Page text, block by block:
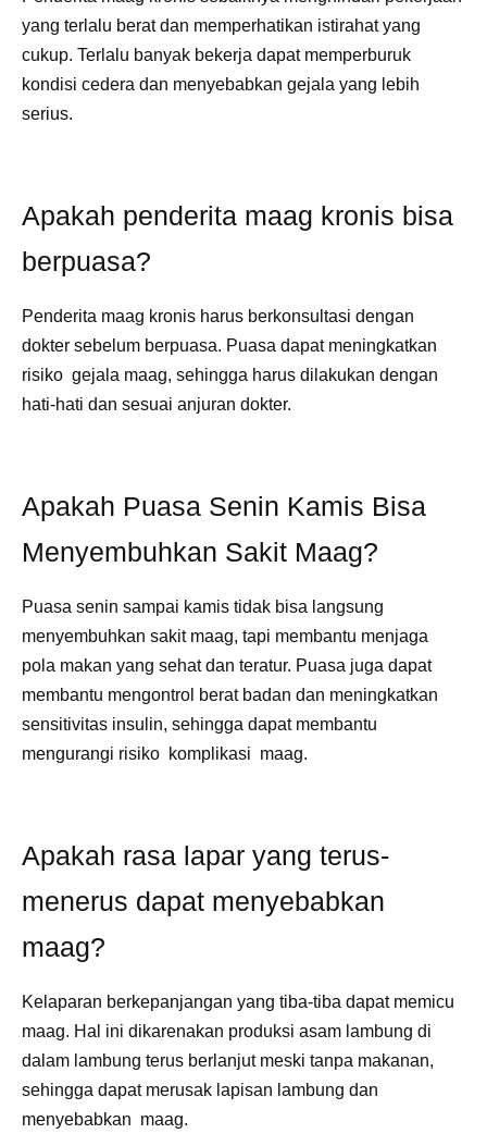
yang terlalu berat dan memperhatikan istirahat yang
cukup. Terlalu banyak bekerja dapat memperburuk
kondisi cedera dan menyebabkan gejala yang lebih
serius.
Apakah penderita maag kronis bisa
berpuasa?
Penderita maag kronis harus berkonsultasi dengan
dokter sebelum berpuasa. Puasa dapat meningkatkan
risiko gejala maag, sehingga harus dilakukan dengan
hati-hati dan sesuai anjuran dokter.
Apakah Puasa Senin Kamis Bisa
Menyembuhkan Sakit Maag?
Puasa senin sampai kamis tidak bisa langsung
menyembuhkan sakit maag, tapi membantu menjaga
pola makan yang sehat dan teratur. Puasa juga dapat
membantu mengontrol berat badan dan meningkatkan
sensitivitas insulin, sehingga dapat membantu
mengurangi risiko komplikasi maag.
Apakah rasa lapar yang terus-
menerus dapat menyebabkan
maag?
Kelaparan berkepanjangan yang tiba-tiba dapat memicu
maag. Hal ini dikarenakan produksi asam lambung di
dalam lambung terus berlanjut meski tanpa makanan,
sehingga dapat merusak lapisan lambung dan
menyebabkan maag.